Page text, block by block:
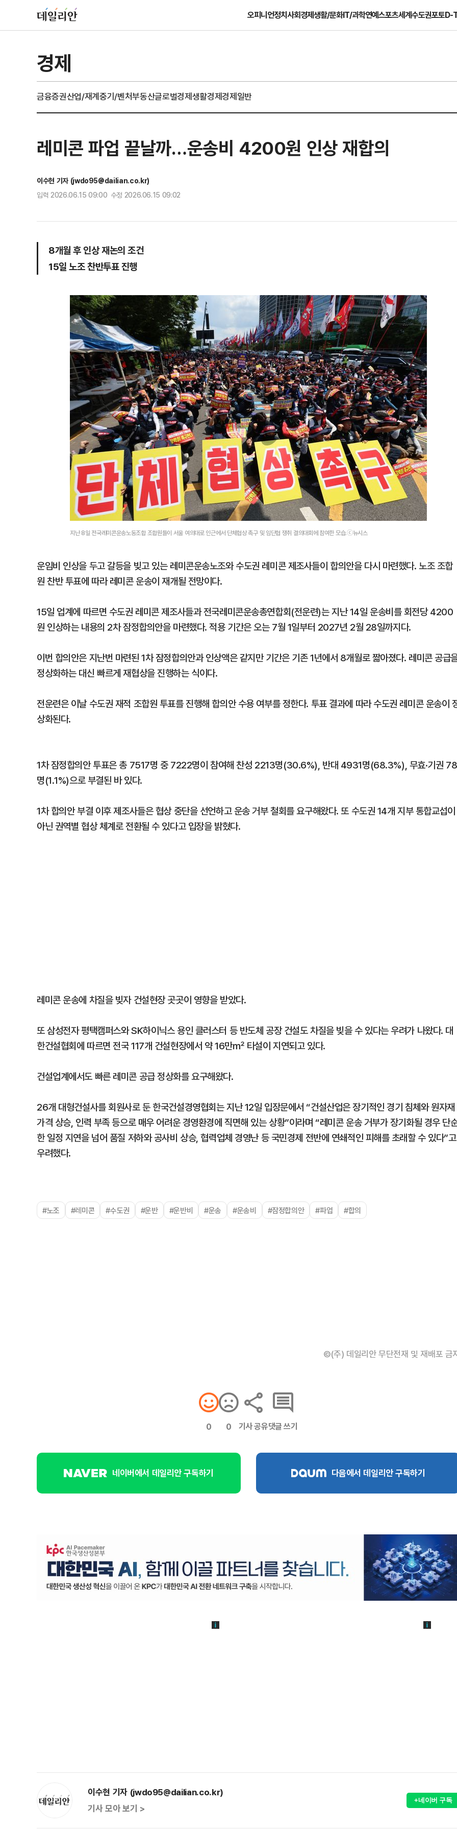
오피니언정치사회경제생활/문화IT/과학연예스포츠세계수도권포토D-
경제
금융증권산업/재계중기/벤처부동산글로벌경제생활경제경제일반
레미콘 파업 끝날까…운송비 4200원 인상 재합의
이수현 기자 (jwdo95@dailian.co.kr)
입력 2026.06.15 09:00 수정 2026.06.15 09:02
8개월 후 인상 재논의 조건
15일 노조 찬반투표 진행
지난 8일 전국레미콘운송노동조합 조합원들이 서울 여의대로 인근에서 단체협상 촉구 및 임단협 쟁취 결의대회에 참여한 모습.ⓒ뉴시스
운임비 인상을 두고 갈등을 빚고 있는 레미콘운송노조와 수도권 레미콘 제조사들이 합의안을 다시 마련했다. 노조 조합
원 찬반 투표에 따라 레미콘 운송이 재개될 전망이다.
15일 업계에 따르면 수도권 레미콘 제조사들과 전국레미콘운송총연합회(전운련)는 지난 14일 운송비를 회전당 4200
원 인상하는 내용의 2차 잠정합의안을 마련했다. 적용 기간은 오는 7월 1일부터 2027년 2월 28일까지다.
이번 합의안은 지난번 마련된 1차 잠정합의안과 인상액은 같지만 기간은 기존 1년에서 8개월로 짧아졌다. 레미콘 공급
정상화하는 대신 빠르게 재협상을 진행하는 식이다.
전운련은 이날 수도권 재적 조합원 투표를 진행해 합의안 수용 여부를 정한다. 투표 결과에 따라 수도권 레미콘 운송이
상화된다.
1차 잠정합의안 투표은 총 7517명 중 7222명이 참여해 찬성 2213명(30.6%), 반대 4931명(68.3%), 무효·기권 78
명(1.1%)으로 부결된 바 있다.
1차 합의안 부결 이후 제조사들은 협상 중단을 선언하고 운송 거부 철회를 요구해왔다. 또 수도권 14개 지부 통합교섭이
아닌 권역별 협상 체계로 전환될 수 있다고 입장을 밝혔다.
레미콘 운송에 차질을 빚자 건설현장 곳곳이 영향을 받았다.
또 삼성전자 평택캠퍼스와 SK하이닉스 용인 클러스터 등 반도체 공장 건설도 차질을 빚을 수 있다는 우려가 나왔다. 대
한건설협회에 따르면 전국 117개 건설현장에서 약 16만㎡ 타설이 지연되고 있다.
건설업계에서도 빠른 레미콘 공급 정상화를 요구해왔다.
26개 대형건설사를 회원사로 둔 한국건설경영협회는 지난 12일 입장문에서 “건설산업은 장기적인 경기 침체와 원자재
가격 상승, 인력 부족 등으로 매우 어려운 경영환경에 직면해 있는 상황”이라며 “레미콘 운송 거부가 장기화될 경우 단
한 일정 지연을 넘어 품질 저하와 공사비 상승, 협력업체 경영난 등 국민경제 전반에 연쇄적인 피해를 초래할 수 있다”고
우려했다.
#노조 #레미콘 #수도권 #운반 #운반비 #운송 #운송비 #잠정합의안 #파업 #합의
©(주) 데일리안 무단전재 및 재배포 금
0 0 기사 공유댓글 쓰기
네이버에서 데일리안 구독하기 다음에서 데일리안 구독하기
이수현 기자 (jwdo95@dailian.co.kr)
기사 모아 보기 >
+네이버 구독
1
"삼성·SK보다 싸게 달라"…
에 '더 비싸다' 퇴짜
2
[데일리안 오늘뉴스 종합] 축
인 심판에 성접대 의혹, 李대
지율 하락 의식했나, 삼전닉스
물, SK하이닉스 프리마켓 시
점화, 김민석 "과반 승리 가
3
李대통령, 20대 지지율 하락
나…"청년 보편적 지원 문턱
4
'압수수색·성접대 의혹' 송두
대한민국 축구판
5
"약만으론 한계"…당뇨병 '시
과학자의 도전 [내일의 닥터]